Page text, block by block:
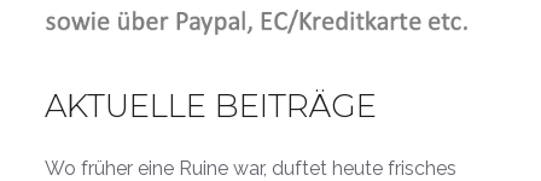
AKTUELLE BEITRÄGE
Wo früher eine Ruine war, duftet heute frisches